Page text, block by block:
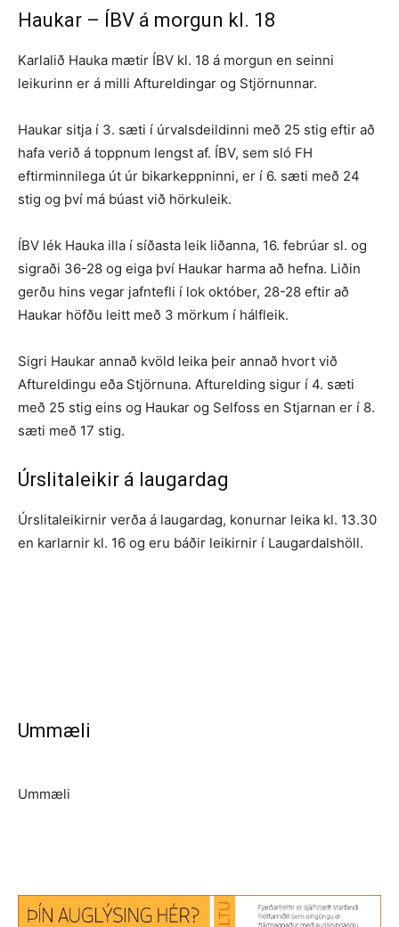
Haukar – ÍBV á morgun kl. 18
Karlalið Hauka mætir ÍBV kl. 18 á morgun en seinni
leikurinn er á milli Aftureldingar og Stjörnunnar.
Haukar sitja í 3. sæti í úrvalsdeildinni með 25 stig eftir að
hafa verið á toppnum lengst af. ÍBV, sem sló FH
eftirminnilega út úr bikarkeppninni, er í 6. sæti með 24
stig og því má búast við hörkuleik.
ÍBV lék Hauka illa í síðasta leik liðanna, 16. febrúar sl. og
sigraði 36-28 og eiga því Haukar harma að hefna. Liðin
gerðu hins vegar jafntefli í lok október, 28-28 eftir að
Haukar höfðu leitt með 3 mörkum í hálfleik.
Sigri Haukar annað kvöld leika þeir annað hvort við
Aftureldingu eða Stjörnuna. Afturelding sigur í 4. sæti
með 25 stig eins og Haukar og Selfoss en Stjarnan er í 8.
sæti með 17 stig.
Úrslitaleikir á laugardag
Úrslitaleikirnir verða á laugardag, konurnar leika kl. 13.30
en karlarnir kl. 16 og eru báðir leikirnir í Laugardalshöll.
Ummæli
Ummæli